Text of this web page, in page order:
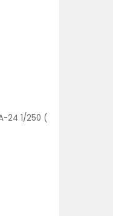
24 1/250 (BOWL C/TAPA)